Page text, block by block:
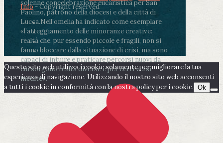
solenne concelebrazione eucaristica per San
Paolino, patrono della diocesi e della città di
Lucca.Nell’omelia ha indicato come esemplare
«l’atteggiamento delle minoranze creative:
realtà che, pur essendo piccole e fragili, non si
fanno bloccare dalla situazione di crisi, ma sono
capaci di intuire e praticare percorsi nuovi da
cui sorgono realtà diverse e per certi versi
inedite».
Info- Copyright reserved
Questo sito web utilizza i cookie solamente per migliorare la tua
esperienza di navigazione. Utilizzando il nostro sito web acconsenti
a tutti i cookie in conformità con la nostra policy per i cookie. Ok